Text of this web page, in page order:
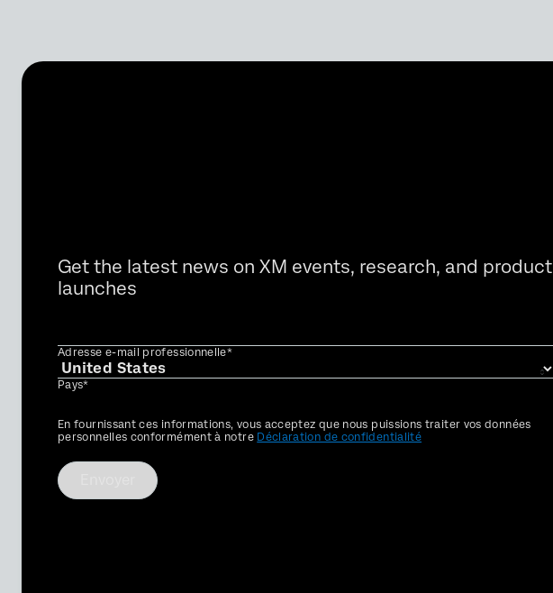
Get the latest news on XM events, research, and product
launches
Adresse e-mail professionnelle*
Pays*
Privacy
Optin
En fournissant ces informations, vous acceptez que nous puissions traiter vos données
personnelles conformément à notre Déclaration de confidentialité